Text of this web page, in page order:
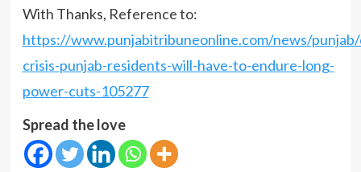
With Thanks, Reference to:
https://www.punjabitribuneonline.com/news/
crisis-punjab-residents-will-have-to-endure-long-
power-cuts-105277
Spread the love